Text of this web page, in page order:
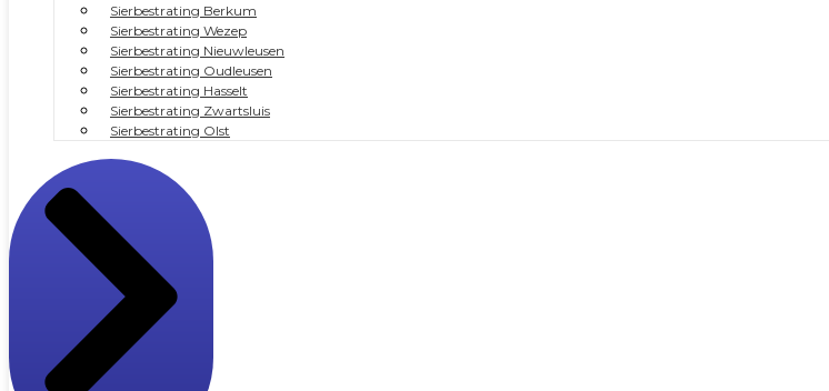
Sierbestrating Berkum
Sierbestrating Wezep
Sierbestrating Nieuwleusen
Sierbestrating Oudleusen
Sierbestrating Hasselt
Sierbestrating Zwartsluis
Sierbestrating Olst